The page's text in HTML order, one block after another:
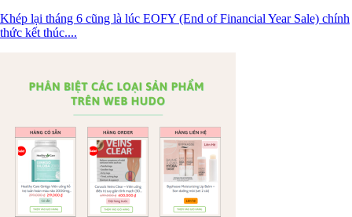
Khép lại tháng 6 cũng là lúc EOFY (End of Financial Year Sale) chính
thức kết thúc....